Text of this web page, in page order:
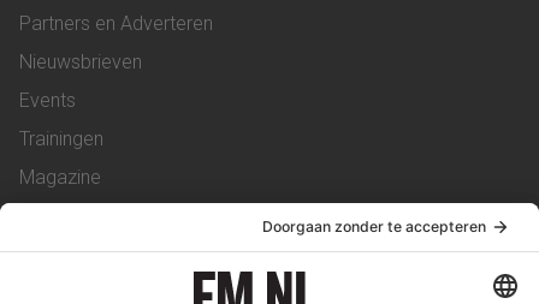
Partners en Adverteren
Nieuwsbrieven
Events
Trainingen
Magazine
Service & Contact